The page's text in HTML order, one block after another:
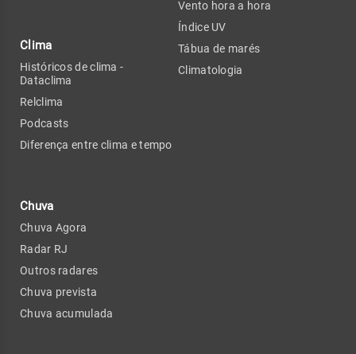
Clima
Históricos de clima -
Dataclima
Relclima
Podcasts
Diferença entre clima e tempo
Chuva
Chuva Agora
Radar RJ
Outros radares
Chuva prevista
Chuva acumulada
Vento hora a hora
Índice UV
Tábua de marés
Climatologia